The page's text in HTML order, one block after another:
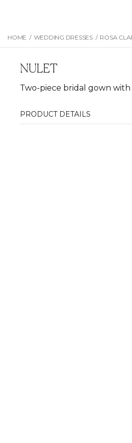
HOME / WEDDING DRESSES / ROSA
NULET
Two-piece bridal gown
PRODUCT DETAILS